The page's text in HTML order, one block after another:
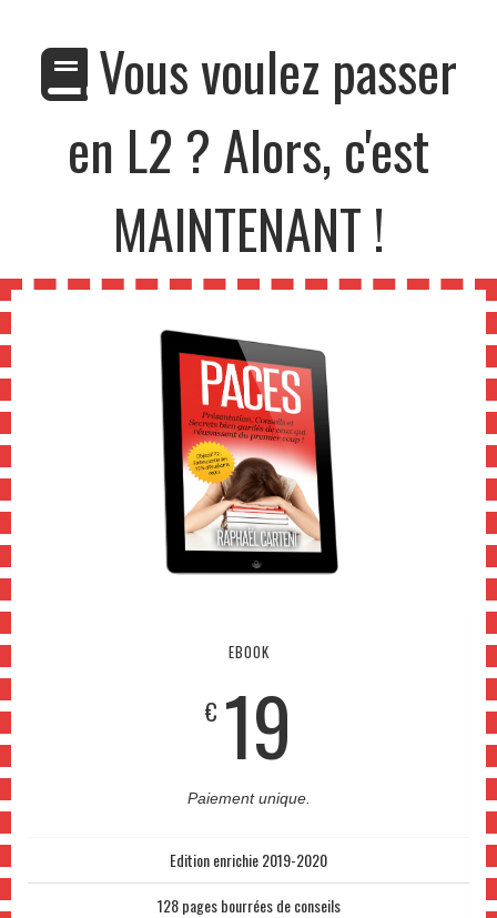
Vous voulez passer
en L2 ? Alors, c'est
MAINTENANT !
EBOOK
€ 19
Paiement unique.
Edition enrichie 2019-2020
128 pages bourrées de conseils